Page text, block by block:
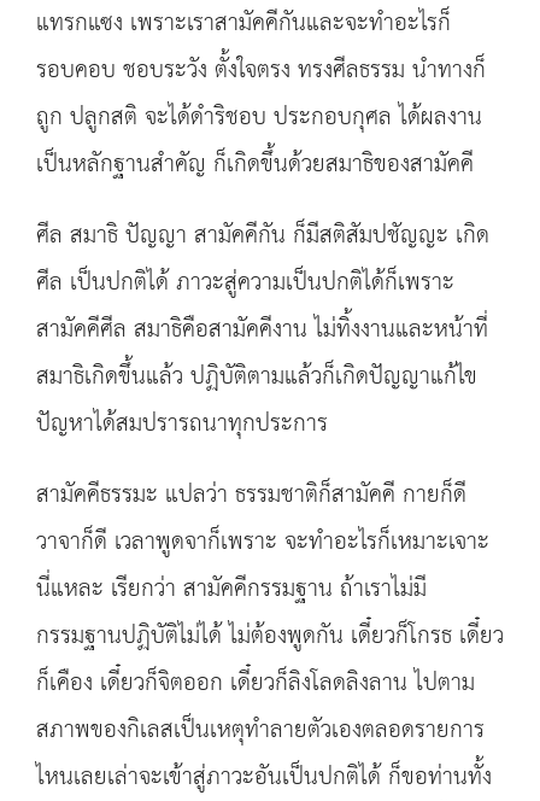
แทรกแซง เพราะเราสามัคคีกันและจะทำอะไรก็
รอบคอบ ชอบระวัง ตั้งใจตรง ทรงศีลธรรม นำทางก็
ถูก ปลูกสติ จะได้ดำริชอบ ประกอบกุศล ได้ผลงาน
เป็นหลักฐานสำคัญ ก็เกิดขึ้นด้วยสมาธิของสามัคคี
ศีล สมาธิ ปัญญา สามัคคีกัน ก็มีสติสัมปชัญญะ เกิด
ศีล เป็นปกติได้ ภาวะสู่ความเป็นปกติได้ก็เพราะ
สามัคคีศีล สมาธิคือสามัคคีงาน ไม่ทิ้งงานและหน้าที่
สมาธิเกิดขึ้นแล้ว ปฏิบัติตามแล้วก็เกิดปัญญาแก้ไข
ปัญหาได้สมปรารถนาทุกประการ
สามัคคีธรรมะ แปลว่า ธรรมชาติก็สามัคคี กายก็ดี
วาจาก็ดี เวลาพูดจาก็เพราะ จะทำอะไรก็เหมาะเจาะ
นี่แหละ เรียกว่า สามัคคีกรรมฐาน ถ้าเราไม่มี
กรรมฐานปฏิบัติไม่ได้ ไม่ต้องพูดกัน เดี๋ยวก็โกรธ เดี๋ยว
ก็เคือง เดี๋ยวก็จิตออก เดี๋ยวก็ลิงโลดลิงลาน ไปตาม
สภาพของกิเลสเป็นเหตุทำลายตัวเองตลอดรายการ
ไหนเลยเล่าจะเข้าสู่ภาวะอันเป็นปกติได้ ก็ขอท่านทั้ง